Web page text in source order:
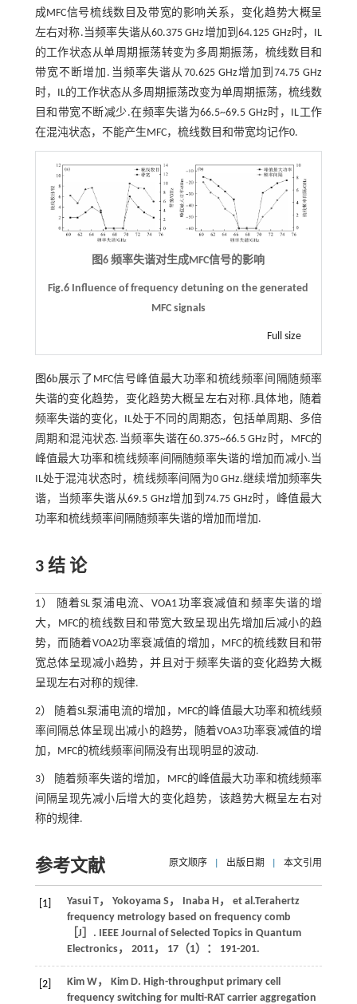
成MFC信号梳线数目及带宽的影响关系，变化趋势大概呈
左右对称.当频率失谐从60.375 GHz增加到64.125 GHz时，IL
的工作状态从单周期振荡转变为多周期振荡，梳线数目和
带宽不断增加.当频率失谐从70.625 GHz增加到74.75 GHz
时，IL的工作状态从多周期振荡改变为单周期振荡，梳线数
目和带宽不断减少.在频率失谐为66.5~69.5 GHz时，IL工作
在混沌状态，不能产生MFC，梳线数目和带宽均记作0.
图6 频率失谐对生成MFC信号的影响
Fig.6 Influence of frequency detuning on the generated
MFC signals
Full size
图6b展示了MFC信号峰值最大功率和梳线频率间隔随频率
失谐的变化趋势，变化趋势大概呈左右对称.具体地，随着
频率失谐的变化，IL处于不同的周期态，包括单周期、多倍
周期和混沌状态.当频率失谐在60.375~66.5 GHz时，MFC的
峰值最大功率和梳线频率间隔随频率失谐的增加而减小.当
IL处于混沌状态时，梳线频率间隔为0 GHz.继续增加频率失
谐，当频率失谐从69.5 GHz增加到74.75 GHz时，峰值最大
功率和梳线频率间隔随频率失谐的增加而增加.
3 结 论
1） 随着SL泵浦电流、VOA1功率衰减值和频率失谐的增
大，MFC的梳线数目和带宽大致呈现出先增加后减小的趋
势，而随着VOA2功率衰减值的增加，MFC的梳线数目和带
宽总体呈现减小趋势，并且对于频率失谐的变化趋势大概
呈现左右对称的规律.
2） 随着SL泵浦电流的增加，MFC的峰值最大功率和梳线频
率间隔总体呈现出减小的趋势，随着VOA3功率衰减值的增
加，MFC的梳线频率间隔没有出现明显的波动.
3） 随着频率失谐的增加，MFC的峰值最大功率和梳线频率
间隔呈现先减小后增大的变化趋势，该趋势大概呈左右对
称的规律.
参考文献 原文顺序 出版日期 本文引用
[1] Yasui T， Yokoyama S ， Inaba H ， et al.Terahertz
frequency metrology based on frequency comb
［J］. IEEE Journal of Selected Topics in Quantum
Electronics， 2011， 17（1）： 191-201.
[2] Kim W， Kim D. High-throughput primary cell
frequency switching for multi-RAT carrier aggregation